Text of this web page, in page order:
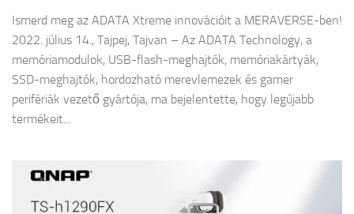
Ismerd meg az ADATA Xtreme innovációit a MERAVERSE-ben!
2022. július 14., Tajpej, Tajvan – Az ADATA Technology, a
memóriamodulok, USB-flash-meghajtók, memóriakártyák,
SSD-meghajtók, hordozható merevlemezek és gamer
perifériák vezető gyártója, ma bejelentette, hogy legújabb
termékeit...